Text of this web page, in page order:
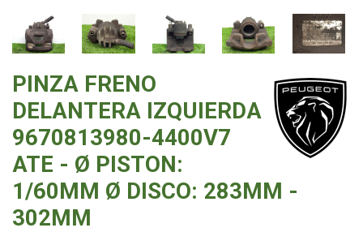
PINZA FRENO
DELANTERA IZQUIERDA
9670813980-4400V7
ATE - Ø PISTON:
1/60MM Ø DISCO: 283MM -
302MM